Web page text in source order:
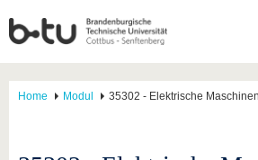
Home Modul 35302 - Elektrische